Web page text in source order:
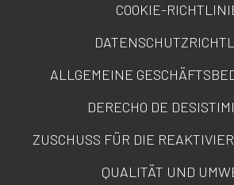
COOKIE-
ALLGEMEINE
DERECHO DE
ZUSCHUSS FÜR DIE
QUALITÄT UND